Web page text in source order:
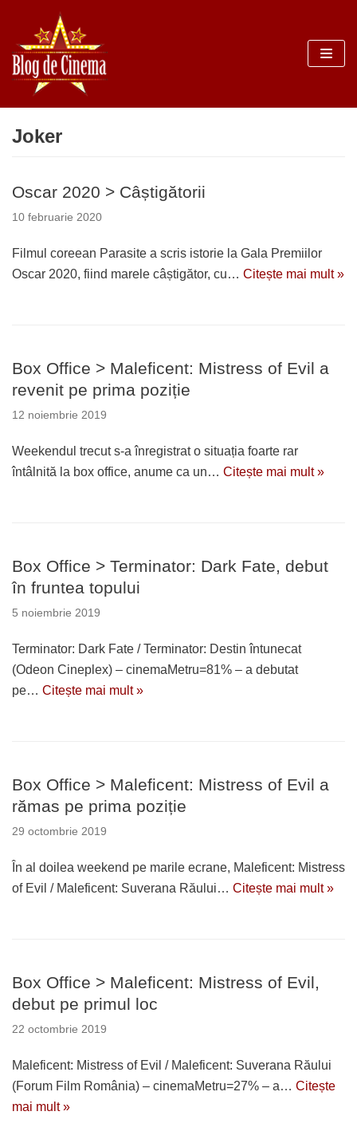
Sari
la
conținut
Joker
Oscar 2020 > Câștigătorii
10 februarie 2020
Filmul coreean Parasite a scris istorie la Gala Premiilor
Oscar 2020, fiind marele câștigător, cu… Citește mai mult »
Box Office > Maleficent: Mistress of Evil a
revenit pe prima poziție
12 noiembrie 2019
Weekendul trecut s-a înregistrat o situația foarte rar
întâlnită la box office, anume ca un… Citește mai mult »
Box Office > Terminator: Dark Fate, debut
în fruntea topului
5 noiembrie 2019
Terminator: Dark Fate / Terminator: Destin întunecat
(Odeon Cineplex) – cinemaMetru=81% – a debutat
pe… Citește mai mult »
Box Office > Maleficent: Mistress of Evil a
rămas pe prima poziție
29 octombrie 2019
În al doilea weekend pe marile ecrane, Maleficent: Mistress
of Evil / Maleficent: Suverana Răului… Citește mai mult »
Box Office > Maleficent: Mistress of Evil,
debut pe primul loc
22 octombrie 2019
Maleficent: Mistress of Evil / Maleficent: Suverana Răului
(Forum Film România) – cinemaMetru=27% – a… Citește
mai mult »